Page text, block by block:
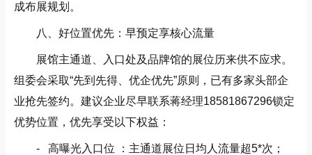
成布展规划。
八、好位置优先：早预定享核心流量
展馆主通道、入口处及品牌馆的展位历来供不应求。
组委会采取“先到先得、优企优先”原则，已有多家头部企
业抢先签约。建议企业尽早联系蒋经理18581867296锁定
优势位置，优先享受以下权益：
- 高曝光入口位 ：主通道展位日均人流量超5*次；